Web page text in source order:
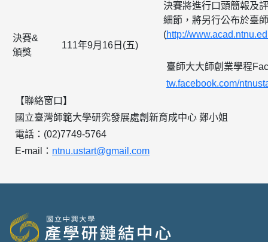
決賽&
頒獎
111年9月16日(五)
決賽將進行口頭簡報及
細節，將另行公布於臺
(http://
臺師大大師創業學程
tw.facebook.com/
【聯絡窗口】
國立臺灣師範大學研究發展處創新育成中心 鄭小姐
電話：(02)7749-5764
E-mail： ntnu.ustart@gmail.com